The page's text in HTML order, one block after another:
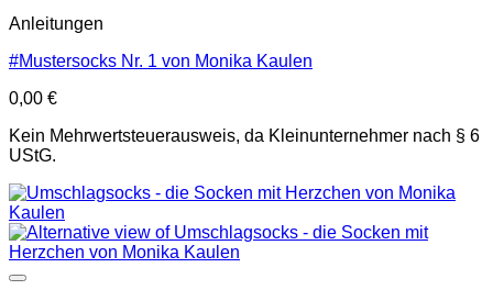
Anleitungen
#Mustersocks Nr. 1 von Monika Kaulen
0,00 €
Kein Mehrwertsteuerausweis, da Kleinunternehmer nach § 6
UStG.